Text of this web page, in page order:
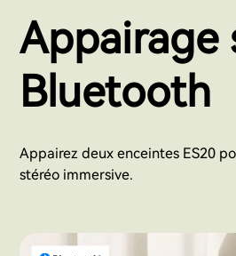
Appairage
Bluetooth
Appairez deux enceintes ES20
stéréo immersive.